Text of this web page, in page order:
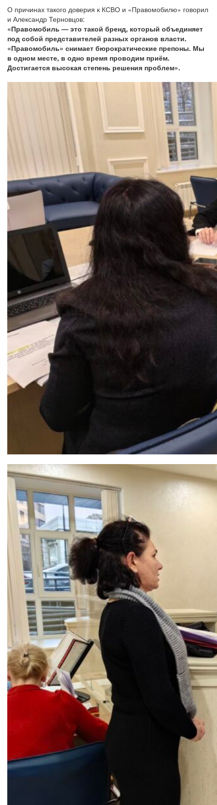
О причинах такого доверия к КСВО и «Правомобилю» говорил
и Александр Терновцов:
«Правомобиль — это такой бренд, который объединяет
под собой представителей разных органов власти.
«Правомобиль» снимает бюрократические препоны. Мы
в одном месте, в одно время проводим приём.
Достигается высокая степень решения проблем».